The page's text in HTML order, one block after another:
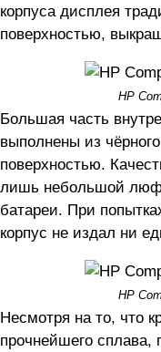
корпуса дисплея
поверхностью,
HP
Большая часть
выполнены из
поверхностью.
лишь небольшой
батареи. При
корпус не издал ни
HP
Несмотря на то, что
прочнейшего сплава,